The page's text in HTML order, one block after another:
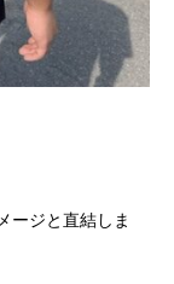
ージと直結しま